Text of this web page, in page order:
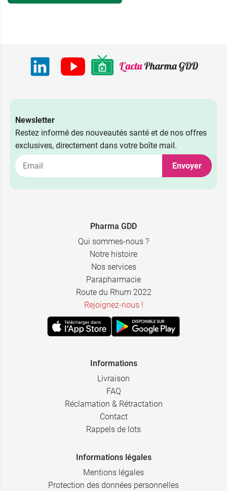
Newsletter
Restez informé des nouveautés santé et de nos offres
exclusives, directement dans votre boîte mail.
Envoyer
Pharma GDD
Qui sommes-nous ?
Notre histoire
Nos services
Parapharmacie
Route du Rhum 2022
Rejoignez-nous !
Informations
Livraison
FAQ
Réclamation & Rétractation
Contact
Rappels de lots
Informations légales
Mentions légales
Protection des données personnelles